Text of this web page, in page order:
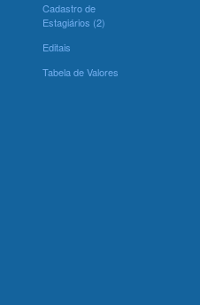
Cadastro de
Estagiários (2)
Editais
Tabela de Valores